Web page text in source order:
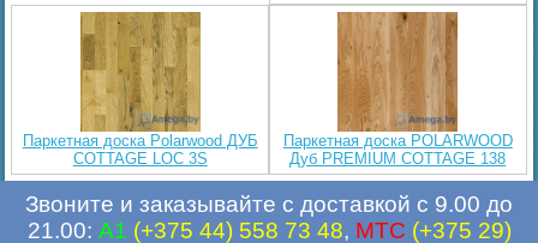
Паркетная доска Polarwood ДУБ
COTTAGE LOC 3S
Паркетная доска POLARWOOD
Дуб PREMIUM COTTAGE 138
Звоните и заказывайте с доставкой с 9.00 до
21.00: A1 (+375 44) 558 73 48, MTC (+375 29)